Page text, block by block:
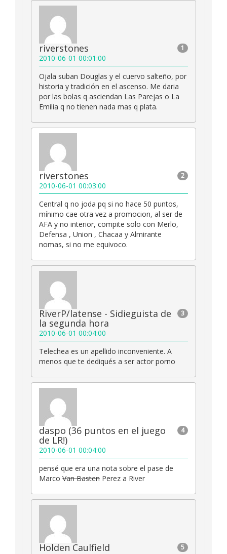
1
riverstones
2010-06-01 00:01:00
Ojala suban Douglas y el cuervo salteño, por
historia y tradición en el ascenso. Me daria
por las bolas q asciendan Las Parejas o La
Emilia q no tienen nada mas q plata.
2
riverstones
2010-06-01 00:03:00
Central q no joda pq si no hace 50 puntos,
mínimo cae otra vez a promocion, al ser de
AFA y no interior, compite solo con Merlo,
Defensa , Union , Chacaa y Almirante
nomas, si no me equivoco.
3
RiverP/latense - Sidieguista de
la segunda hora
2010-06-01 00:04:00
Telechea es un apellido inconveniente. A
menos que te dediqués a ser actor porno
4
daspo (36 puntos en el juego
de LR!)
2010-06-01 00:04:00
pensé que era una nota sobre el pase de
Marco Van Basten Perez a River
5
Holden Caulfield